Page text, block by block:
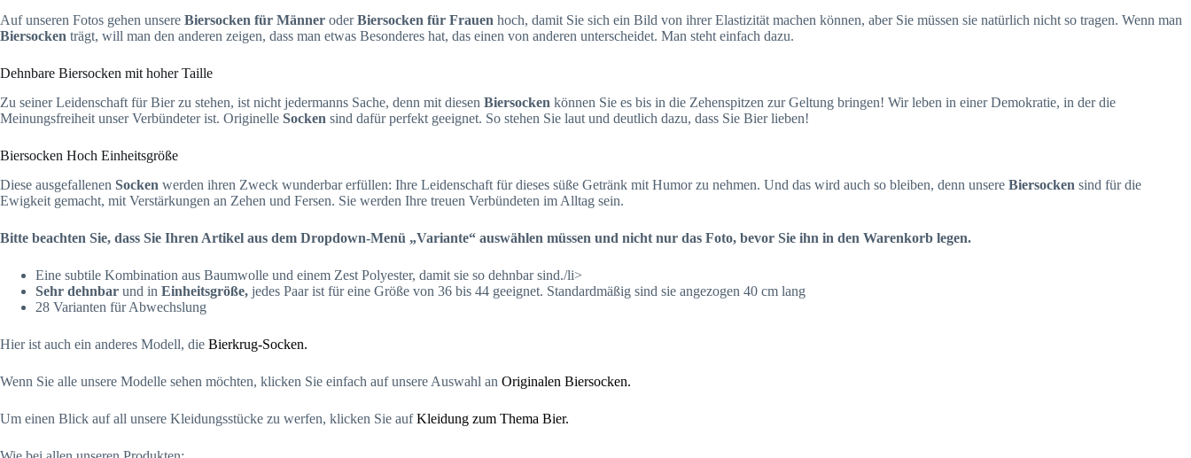
Auf unseren Fotos gehen unsere Biersocken für Männer oderBiersocken für Frauen hoch, damit Sie sich ein Bild von ihrer Elastizität machen können, aber Sie müssen sie natürlich nicht so tragen. Wenn man
Biersocken trägt, will man den anderen zeigen, dass man etwas Besonderes hat, das einen von anderen unterscheidet. Man steht einfach dazu.
Dehnbare Biersocken mit hoher Taille
Zu seiner Leidenschaft für Bier zu stehen, ist nicht jedermanns Sache, denn mit diesen Biersocken können Sie es bis in die Zehenspitzen zur Geltung bringen! Wir leben in einer Demokratie, in der die
Meinungsfreiheit unser Verbündeter ist. Originelle Socken sind dafür perfekt geeignet. So stehen Sie laut und deutlich dazu, dass Sie Bier lieben!
Biersocken Hoch Einheitsgröße
Diese ausgefallenen Socken werden ihren Zweck wunderbar erfüllen: Ihre Leidenschaft für dieses süße Getränk mit Humor zu nehmen. Und das wird auch so bleiben, denn unsere Biersocken sind für die
Ewigkeit gemacht, mit Verstärkungen an Zehen und Fersen. Sie werden Ihre treuen Verbündeten im Alltag sein.
Bitte beachten Sie, dass Sie Ihren Artikel aus dem Dropdown-Menü „Variante“ auswählen müssen und nicht nur das Foto, bevor Sie ihn in den Warenkorb legen.
Eine subtile Kombination aus Baumwolle und einem Zest Polyester, damit sie so dehnbar sind./li>
Sehr dehnbar und in Einheitsgröße, jedes Paar ist für eine Größe von 36 bis 44 geeignet. Standardmäßig sind sie angezogen 40 cm lang
28 Varianten für Abwechslung
Hier ist auch ein anderes Modell, die Bierkrug-Socken.
Wenn Sie alle unsere Modelle sehen möchten, klicken Sie einfach auf unsere Auswahl an Originalen Biersocken.
Um einen Blick auf all unsere Kleidungsstücke zu werfen, klicken Sie aufKleidung zum Thema Bier.